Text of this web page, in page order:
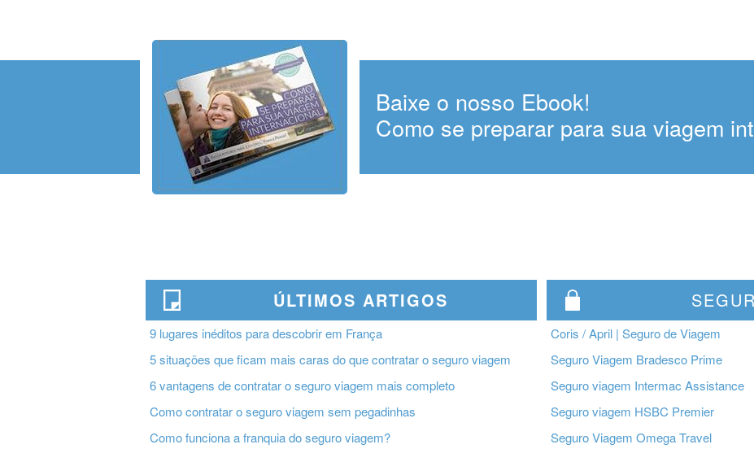
Baixe o nosso Ebook!
Como se preparar para sua viagem
ÚLTIMOS ARTIGOS
9 lugares inéditos para descobrir em França
5 situações que ficam mais caras do que contratar o seguro viagem
6 vantagens de contratar o seguro viagem mais completo
Como contratar o seguro viagem sem pegadinhas
Como funciona a franquia do seguro viagem?
Coris / April | Seguro de Viagem
Seguro Viagem Bradesco Prime
Seguro viagem Intermac Assistance
Seguro viagem HSBC Premier
Seguro Viagem Omega Travel